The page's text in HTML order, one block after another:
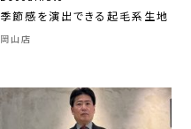
季節感を演出できる起毛系生地
岡山店